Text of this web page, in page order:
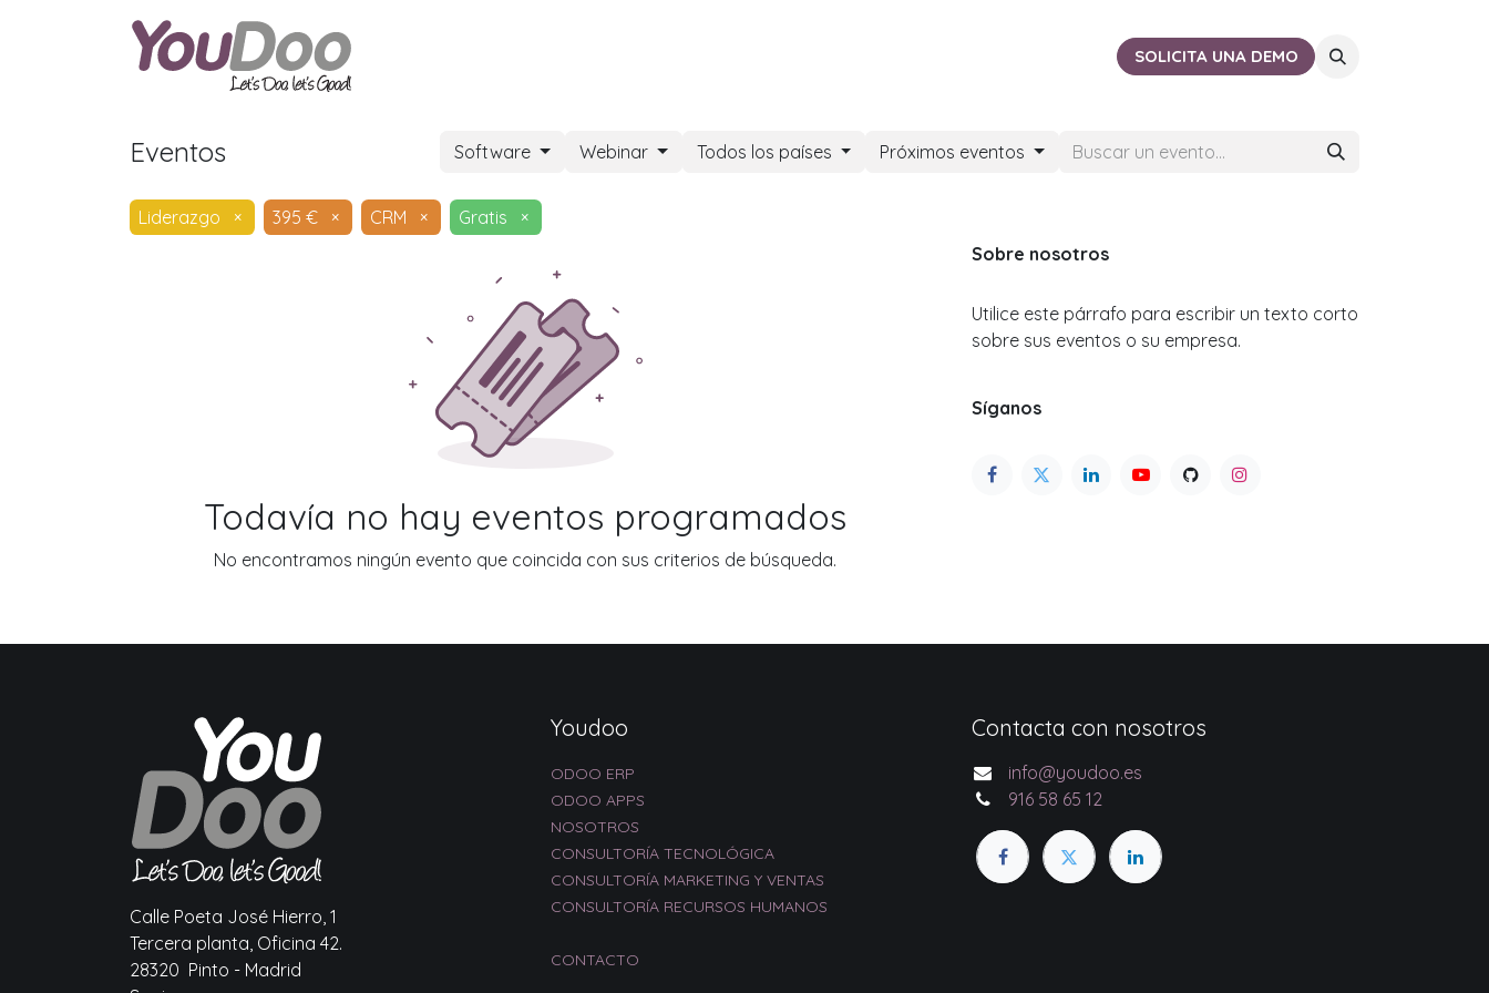
CERCA DE TISOLICITA UNA DEMO
Eventos Software Webinar Todos los países Próximos eventos
Liderazgo × 395 € × CRM × Gratis ×
Todavía no hay eventos programados
No encontramos ningún evento que coincida con sus criterios de búsqueda.
Sobre nosotros
Utilice este párrafo para escribir un texto corto
sobre sus eventos o su empresa.
Síganos
Calle Poeta José Hierro, 1
Tercera planta, Oficina 42.
28320 Pinto - Madrid
Youdoo
ODOO ERP
ODOO APPS
NOSOTROS
CONSULTORÍA TECNOLÓGICA
CONSULTORÍA MARKETING Y VENTAS
CONSULTORÍA RECURSOS HUMANOS
CONTACTO
Contacta con nosotros
info@youdoo.es
916 58 65 12